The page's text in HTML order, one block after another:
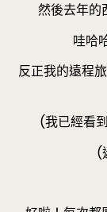
然後去年的
哇哈
反正我的遠程
(我已經看
(